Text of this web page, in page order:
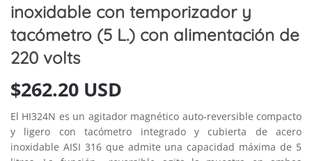
inoxidable con temporizador y
tacómetro (5 L.) con alimentación de
220 volts
$262.20 USD
El HI324N es un agitador magnético auto-reversible compacto
y ligero con tacómetro integrado y cubierta de acero
inoxidable AISI 316 que admite una capacidad máxima de 5